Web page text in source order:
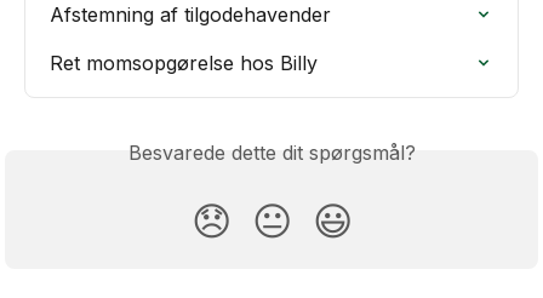
Afstemning af tilgodehavender
Ret momsopgørelse hos Billy
Besvarede dette dit spørgsmål?
😞 😐 😃